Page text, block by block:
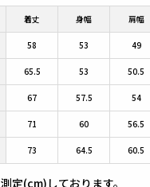
着丈 身幅 肩幅
58 53 49
65.5 53 50.5
67 57.5 54
71 60 56.5
73 64.5 60.5
定(cm)しております。